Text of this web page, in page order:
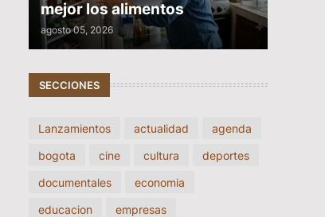
mejor los alimentos
agosto 05, 2026
SECCIONES
Lanzamientos actualidad
agenda
bogota
cine cultura
deportes
documentales
economia
educacion
empresas